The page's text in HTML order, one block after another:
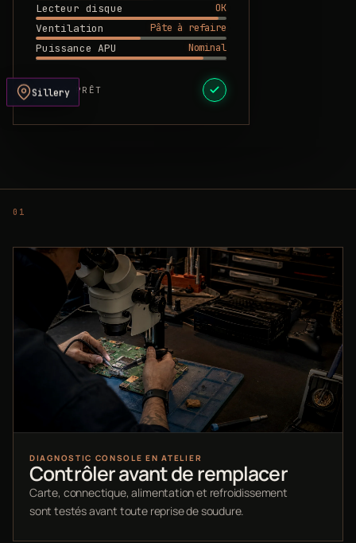
Lecteur disque
OK
Ventilation
Pâte à refaire
Puissance APU
Nominal
DEVIS PRÊT
Sillery
DIAGNOSTIC CONSOLE EN ATELIER
Contrôler avant de remplacer
Carte, connectique, alimentation et refroidissement
sont testés avant toute reprise de soudure.